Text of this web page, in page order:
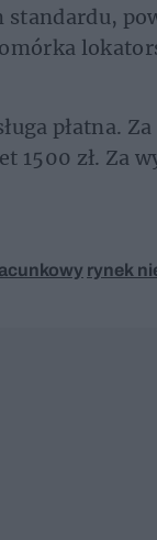
płatna.
1500 zł. Za
rynek